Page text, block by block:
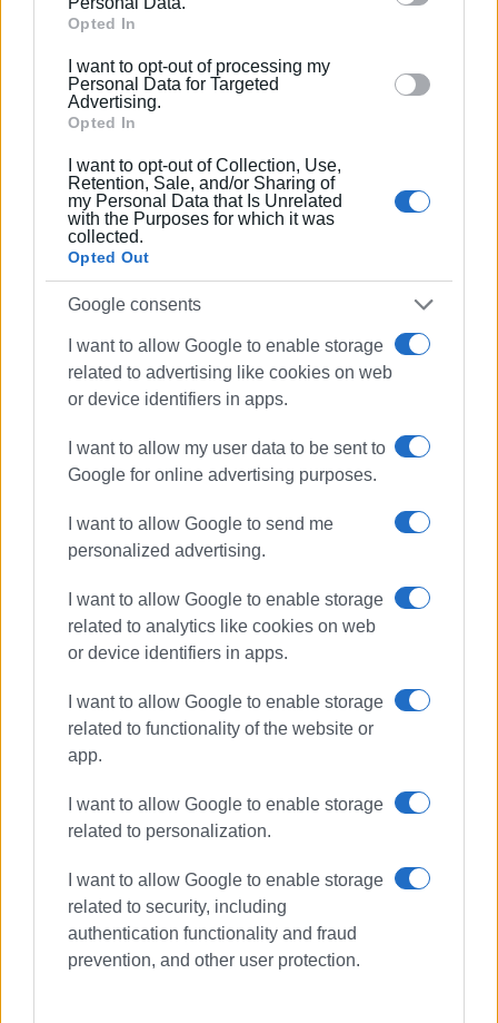
Google and its third-party tags to use your data for
section.
Opted In
I want to opt-out of processing my
Personal Data for Targeted
Advertising.
Opted In
I want to opt-out of Collection, Use,
Retention, Sale, and/or Sharing of
my Personal Data that Is Unrelated
with the Purposes for which it was
collected.
Opted Out
Google consents
I want to allow Google to enable storage
related to advertising like cookies on web
or device identifiers in apps.
I want to allow my user data to be sent to
Google for online advertising purposes.
I want to allow Google to send me
personalized advertising.
I want to allow Google to enable storage
related to analytics like cookies on web
or device identifiers in apps.
I want to allow Google to enable storage
related to functionality of the website or
app.
I want to allow Google to enable storage
related to personalization.
I want to allow Google to enable storage
related to security, including
authentication functionality and fraud
prevention, and other user protection.
παραιτήσεις των τριών. Αν γίνουν δεκτές θα κληθούν οι
αναπληρωματικοί να πάρουν τις θέσεις τους.
Εμφανίσεις: 81
ΣΠΥΡΟΣ ΠΙΚΟΥΛΑΣ
Πτυχιούχος Οικονομικών του Πανεπιστημίου
Πειραιά. Συνεργάστηκε στο ξεκίνημα με την
«Αθλητική Πορεία της Κέρκυρας», ενώ από τις
Βήμα». Από το 1994 εκδότης - διευθυντής στα
«Κερκυραϊκά Σπορ» και από το 2000 και για 15
εργάζεται στην «ΕΝΗΜΕΡΩΣΗ», ενώ
συνεργάστηκε με την τηλεόραση του Corfu
Channel (στα πρώτα χρόνια λειτουργίας του) και
Start TV, συνολικά 15 χρόνια.